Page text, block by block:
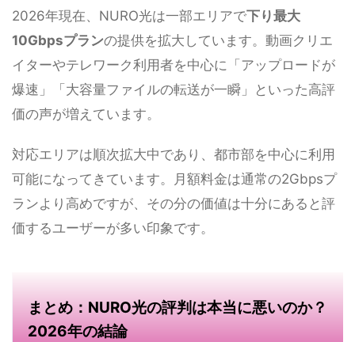
2026年現在、NURO光は一部エリアで下り最大
10Gbpsプランの提供を拡大しています。動画クリエ
イターやテレワーク利用者を中心に「アップロードが
爆速」「大容量ファイルの転送が一瞬」といった高評
価の声が増えています。
対応エリアは順次拡大中であり、都市部を中心に利用
可能になってきています。月額料金は通常の2Gbpsプ
ランより高めですが、その分の価値は十分にあると評
価するユーザーが多い印象です。
まとめ：NURO光の評判は本当に悪いのか？
2026年の結論